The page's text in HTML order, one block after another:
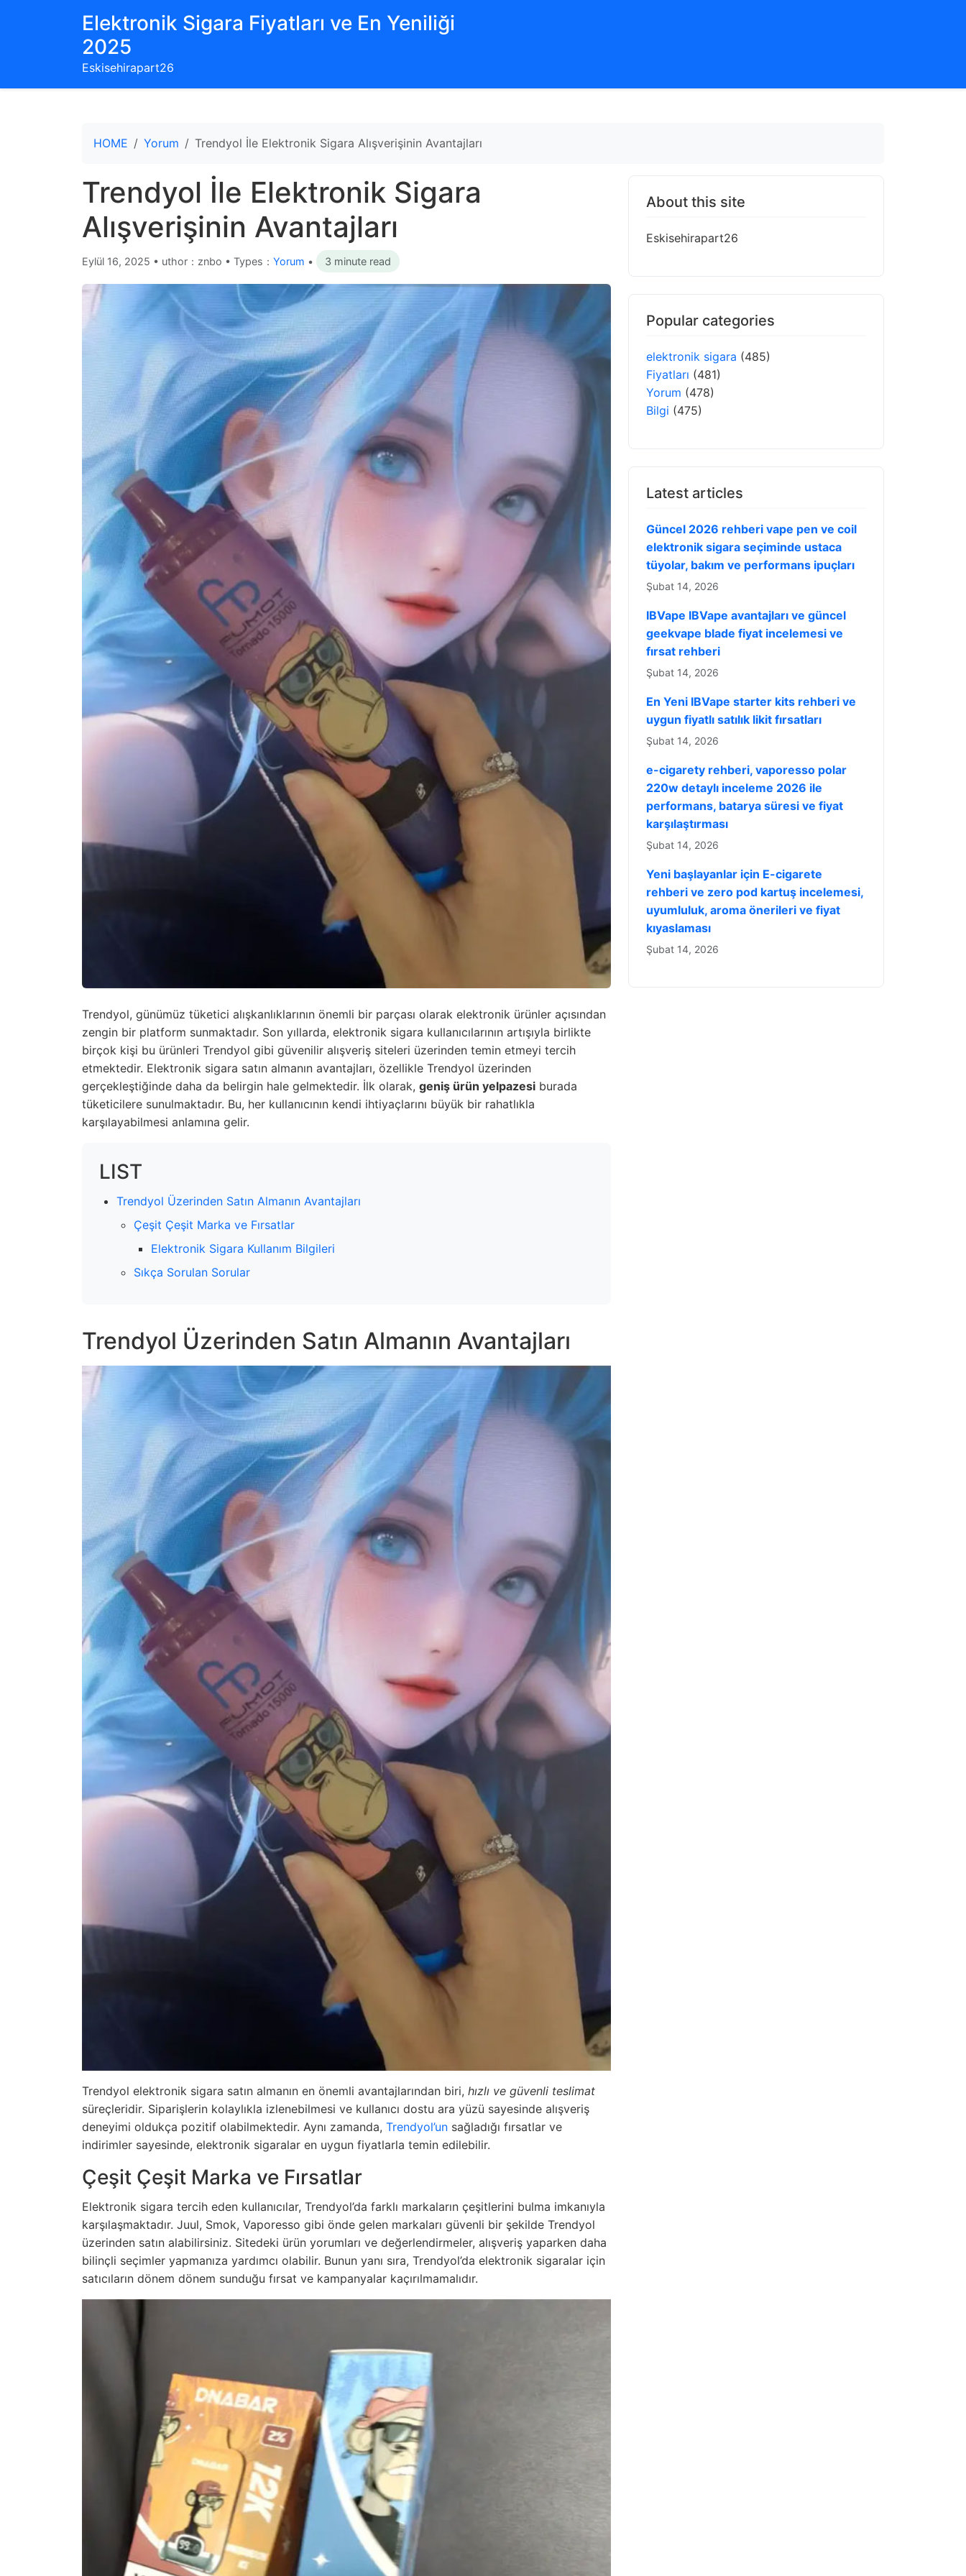
Elektronik Sigara Fiyatları ve En Yeniliği
2025
Eskisehirapart26
HOME Yorum Trendyol İle Elektronik Sigara Alışverişinin Avantajları
Trendyol İle Elektronik Sigara
Alışverişinin Avantajları
Eylül 16, 2025 • uthor：znbo • Types： Yorum • 3 minute read
Trendyol, günümüz tüketici alışkanlıklarının önemli bir parçası olarak elektronik ürünler açısından
zengin bir platform sunmaktadır. Son yıllarda, elektronik sigara kullanıcılarının artışıyla birlikte
birçok kişi bu ürünleri Trendyol gibi güvenilir alışveriş siteleri üzerinden temin etmeyi tercih
etmektedir. Elektronik sigara satın almanın avantajları, özellikle Trendyol üzerinden
gerçekleştiğinde daha da belirgin hale gelmektedir. İlk olarak, geniş ürün yelpazesi burada
tüketicilere sunulmaktadır. Bu, her kullanıcının kendi ihtiyaçlarını büyük bir rahatlıkla
karşılayabilmesi anlamına gelir.
LIST
Trendyol Üzerinden Satın Almanın Avantajları
Çeşit Çeşit Marka ve Fırsatlar
Elektronik Sigara Kullanım Bilgileri
Sıkça Sorulan Sorular
Trendyol Üzerinden Satın Almanın Avantajları
Trendyol elektronik sigara satın almanın en önemli avantajlarından biri, hızlı ve güvenli teslimat
süreçleridir. Siparişlerin kolaylıkla izlenebilmesi ve kullanıcı dostu ara yüzü sayesinde alışveriş
deneyimi oldukça pozitif olabilmektedir. Aynı zamanda, Trendyol’un sağladığı fırsatlar ve
indirimler sayesinde, elektronik sigaralar en uygun fiyatlarla temin edilebilir.
Çeşit Çeşit Marka ve Fırsatlar
Elektronik sigara tercih eden kullanıcılar, Trendyol’da farklı markaların çeşitlerini bulma imkanıyla
karşılaşmaktadır. Juul, Smok, Vaporesso gibi önde gelen markaları güvenli bir şekilde Trendyol
üzerinden satın alabilirsiniz. Sitedeki ürün yorumları ve değerlendirmeler, alışveriş yaparken daha
bilinçli seçimler yapmanıza yardımcı olabilir. Bunun yanı sıra, Trendyol’da elektronik sigaralar için
satıcıların dönem dönem sunduğu fırsat ve kampanyalar kaçırılmamalıdır.
About this site
Eskisehirapart26
Popular categories
elektronik sigara (485)
Fiyatları (481)
Yorum (478)
Bilgi (475)
Latest articles
Güncel 2026 rehberi vape pen ve coil
elektronik sigara seçiminde ustaca
tüyolar, bakım ve performans ipuçları
Şubat 14, 2026
IBVape IBVape avantajları ve güncel
geekvape blade fiyat incelemesi ve
fırsat rehberi
Şubat 14, 2026
En Yeni IBVape starter kits rehberi ve
uygun fiyatlı satılık likit fırsatları
Şubat 14, 2026
e-cigarety rehberi, vaporesso polar
220w detaylı inceleme 2026 ile
performans, batarya süresi ve fiyat
karşılaştırması
Şubat 14, 2026
Yeni başlayanlar için E-cigarete
rehberi ve zero pod kartuş incelemesi,
uyumluluk, aroma önerileri ve fiyat
kıyaslaması
Şubat 14, 2026